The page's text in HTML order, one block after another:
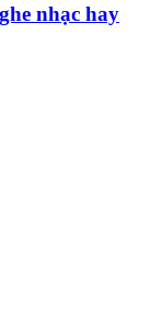
nhạc hay